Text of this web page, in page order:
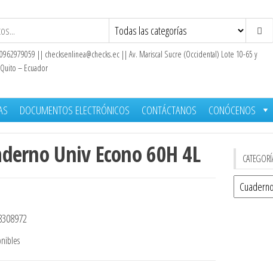
|| checksenlinea@checks.ec || Av. Mariscal Sucre (Occidental) Lote 10-65 y
– Ecuador
DOCUMENTOS ELECTRÓNICOS CONTÁCTANOS CONÓCENOS
Univ Econo 60H 4L